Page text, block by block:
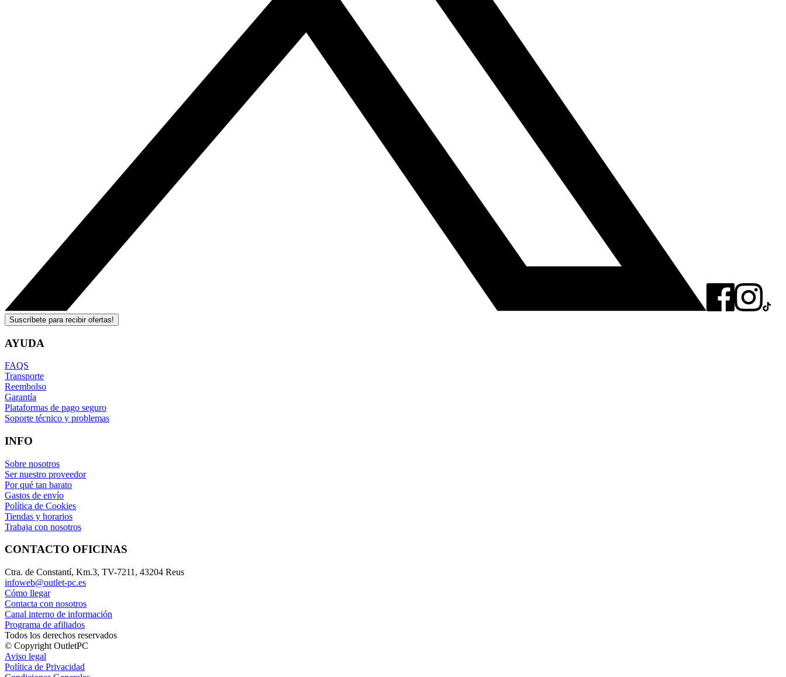
Suscríbete para recibir ofertas!
AYUDA
FAQS
Transporte
Reembolso
Garantía
Plataformas de pago seguro
Soporte técnico y problemas
INFO
Sobre nosotros
Ser nuestro proveedor
Por qué tan barato
Gastos de envío
Política de Cookies
Tiendas y horarios
Trabaja con nosotros
CONTACTO OFICINAS
Ctra. de Constantí, Km.3, TV-7211, 43204 Reus
infoweb@outlet-pc.es
Cómo llegar
Contacta con nosotros
Canal interno de información
Programa de afiliados
Todos los derechos reservados
© Copyright OutletPC
Aviso legal
Política de Privacidad